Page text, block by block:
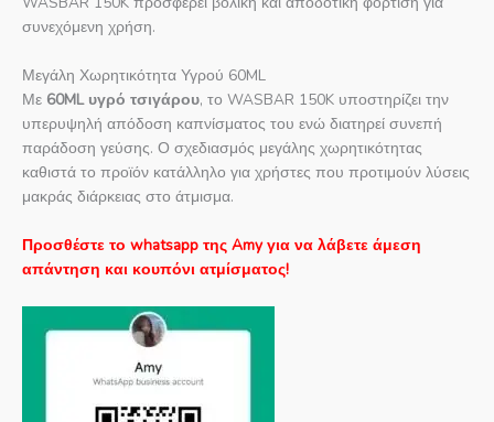
συνεχόμενη χρήση.
Μεγάλη Χωρητικότητα Υγρού 60ML
Με 60ML υγρό τσιγάρου, το WASBAR 150K υποστηρίζει την
υπερυψηλή απόδοση καπνίσματος του ενώ διατηρεί συνεπή
παράδοση γεύσης. Ο σχεδιασμός μεγάλης χωρητικότητας
καθιστά το προϊόν κατάλληλο για χρήστες που προτιμούν λύσεις
μακράς διάρκειας στο άτμισμα.
Προσθέστε το whatsapp της Amy για να λάβετε άμεση
απάντηση και κουπόνι ατμίσματος!